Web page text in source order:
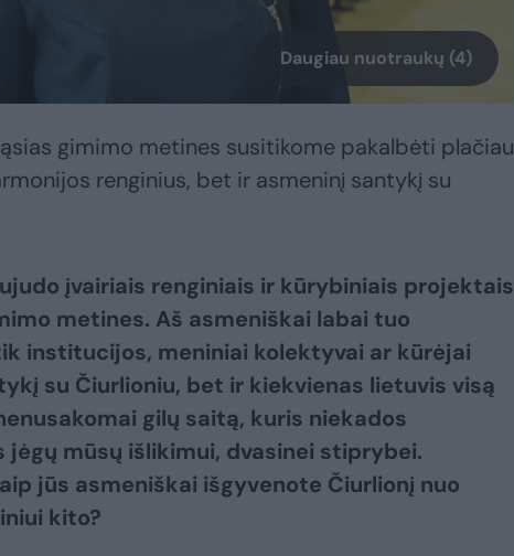
Daugiau nuotraukų (4)
gimimo metines susitikome pakalbėti plačiau
renginius, bet ir asmeninį santykį su
įvairiais renginiais ir kūrybiniais projektais
metines. Aš asmeniškai labai tuo
institucijos, meniniai kolektyvai ar kūrėjai
su Čiurlioniu, bet ir kiekvienas lietuvis visą
gilų saitą, kuris niekados
mūsų išlikimui, dvasinei stiprybei.
jūs asmeniškai išgyvenote Čiurlionį nuo
kito?